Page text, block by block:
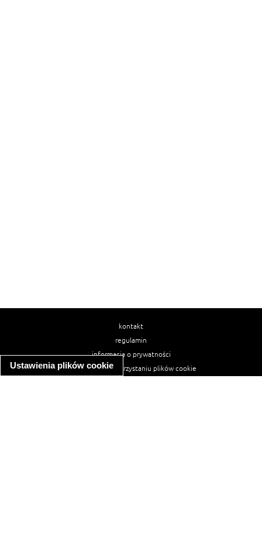
Ustawienia plików cookie
kontakt
regulamin
informacja o prywatności
informacja o wykorzystaniu plików cookie